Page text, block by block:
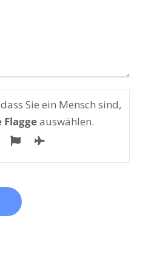
Sie ein Mensch sind,
Flaggeauswählen.